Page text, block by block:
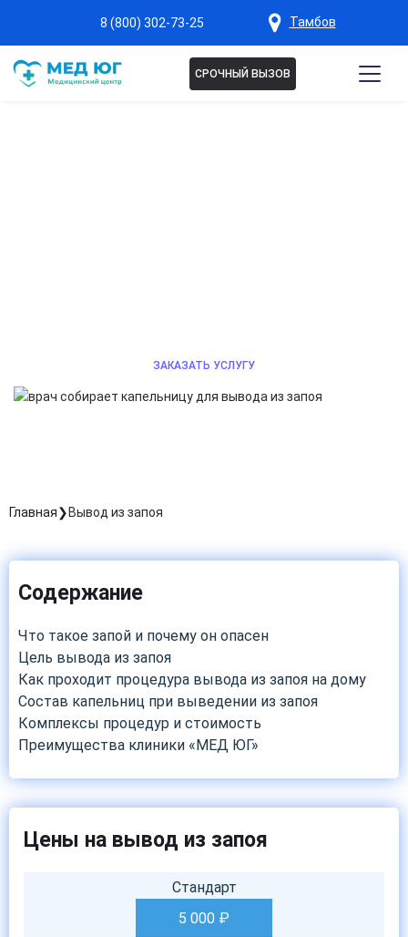
8 (800) 302-73-25 Тамбов
СРОЧНЫЙ ВЫЗОВ
ЗАКАЗАТЬ УСЛУГУ
Главная Вывод из запоя
Содержание
Что такое запой и почему он опасен
Цель вывода из запоя
Как проходит процедура вывода из запоя на дому
Состав капельниц при выведении из запоя
Комплексы процедур и стоимость
Преимущества клиники «МЕД ЮГ»
Цены на вывод из запоя
Стандарт
5 000 ₽